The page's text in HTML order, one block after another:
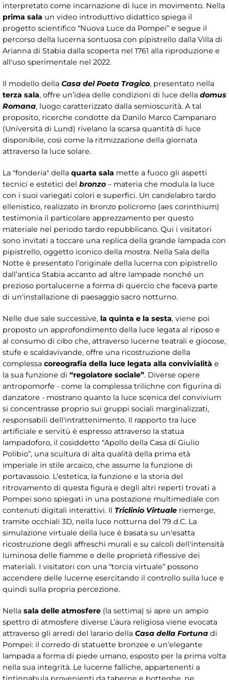
interpretato come incarnazione di luce in movimento. Nella
prima sala un video introduttivo didattico spiega il
progetto scientifico “Nuova Luce da Pompei” e segue il
percorso della lucerna sontuosa con pipistrello dalla Villa di
Arianna di Stabia dalla scoperta nel 1761 alla riproduzione e
all'uso sperimentale nel 2022.
Il modello della Casa del Poeta Tragico, presentato nella
terza sala, offre un’idea delle condizioni di luce della domus
Romana, luogo caratterizzato dalla semioscurità. A tal
proposito, ricerche condotte da Danilo Marco Campanaro
(Università di Lund) rivelano la scarsa quantità di luce
disponibile, così come la ritmizzazione della giornata
attraverso la luce solare.
La "fonderia" della quarta sala mette a fuoco gli aspetti
tecnici e estetici del bronzo – materia che modula la luce
con i suoi variegati colori e superfici. Un candelabro tardo
ellenistico, realizzato in bronzo policromo (aes corinthium)
testimonia il particolare apprezzamento per questo
materiale nel periodo tardo repubblicano. Qui i visitatori
sono invitati a toccare una replica della grande lampada con
pipistrello, oggetto iconico della mostra. Nella Sala della
Notte è presentato l’originale della lucerna con pipistrello
dall’antica Stabia accanto ad altre lampade nonché un
prezioso portalucerne a forma di quercio che faceva parte
di un'installazione di paesaggio sacro notturno.
Nelle due sale successive, la quinta e la sesta, viene poi
proposto un approfondimento della luce legata al riposo e
al consumo di cibo che, attraverso lucerne teatrali e giocose,
stufe e scaldavivande, offre una ricostruzione della
complessa coreografia della luce legata alla convivialità e
la sua funzione di “regolatore sociale”. Diverse opere
antropomorfe - come la complessa trilichne con figurina di
danzatore - mostrano quanto la luce scenica del convivium
si concentrasse proprio sui gruppi sociali marginalizzati,
responsabili dell'intrattenimento. Il rapporto tra luce
artificiale e servitù è espresso attraverso la statua
lampadoforo, il cosiddetto “Apollo della Casa di Giulio
Polibio”, una scultura di alta qualità della prima età
imperiale in stile arcaico, che assume la funzione di
portavassoio. L'estetica, la funzione e la storia del
ritrovamento di questa figura e degli altri reperti trovati a
Pompei sono spiegati in una postazione multimediale con
contenuti digitali interattivi. Il Triclinio Virtuale riemerge,
tramite occhiali 3D, nella luce notturna del 79 d.C. La
simulazione virtuale della luce è basata su un'esatta
ricostruzione degli affreschi murali e su calcoli dell'intensità
luminosa delle fiamme e delle proprietà riflessive dei
materiali. I visitatori con una “torcia virtuale” possono
accendere delle lucerne esercitando il controllo sulla luce e
quindi sulla propria percezione.
Nella sala delle atmosfere (la settima) si apre un ampio
spettro di atmosfere diverse L’aura religiosa viene evocata
attraverso gli arredi del larario della Casa della Fortuna di
Pompei: il corredo di statuette bronzee e un’elegante
lampada a forma di piede umano, esposto per la prima volta
nella sua integrità. Le lucerne falliche, appartenenti a